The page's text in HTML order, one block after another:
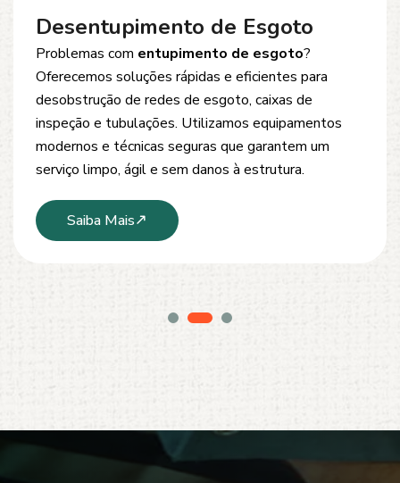
Desentupimento de Esgoto
Problemas com entupimento de esgoto?
Oferecemos soluções rápidas e eficientes para
desobstrução de redes de esgoto, caixas de
inspeção e tubulações. Utilizamos equipamentos
modernos e técnicas seguras que garantem um
serviço limpo, ágil e sem danos à estrutura.
Saiba Mais